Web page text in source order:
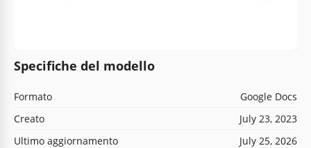
Specifiche del modello
Formato
Google Docs
Creato
July 23, 2023
Ultimo aggiornamento
July 25, 2026